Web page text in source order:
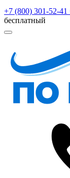
+7 (800) 301-52-41
бесплатный